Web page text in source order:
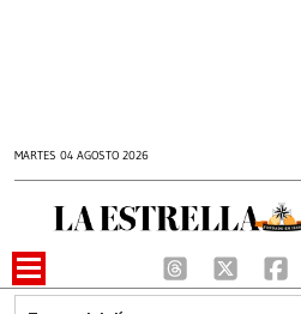
MARTES 04 AGOSTO 2026